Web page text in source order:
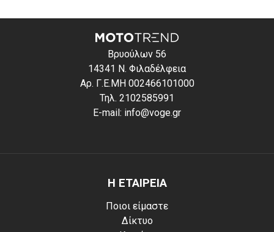
Βρυούλων 56
14341 Ν. Φιλαδέλφεια
Αρ. Γ.Ε.ΜΗ 002466101000
Τηλ. 2102585991
E-mail: info@voge.gr
Η ΕΤΑΙΡΕΙΑ
Ποιοι είμαστε
Δίκτυο